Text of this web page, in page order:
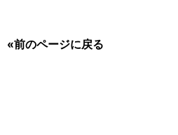
«前のページに戻る